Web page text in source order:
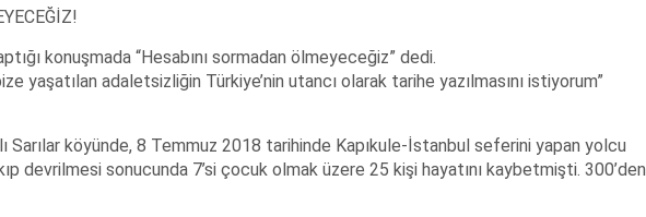
konuşmada “Hesabını sormadan ölmeyeceğiz” dedi.
yaşatılan adaletsizliğin Türkiye’nin utancı olarak tarihe yazılmasını istiyorum”
Sarılar köyünde, 8 Temmuz 2018 tarihinde Kapıkule-İstanbul seferini yapan yolcu
devrilmesi sonucunda 7’si çocuk olmak üzere 25 kişi hayatını kaybetmişti. 300’den